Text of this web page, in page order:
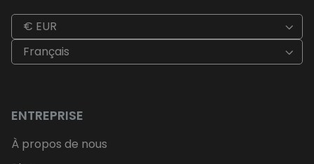
€ EUR
Français
ENTREPRISE
À propos de nous